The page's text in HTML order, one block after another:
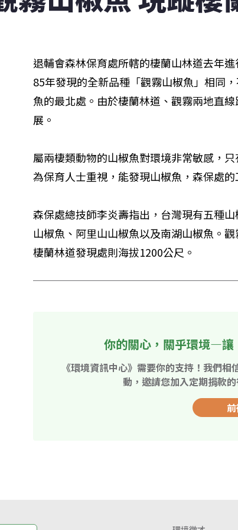
退輔會森林保育處所轄的棲蘭山林道去年
85年發現的全新品種「觀霧山椒魚」相同
魚的最北處。由於棲蘭林道、觀霧兩地直
展。
屬兩棲類動物的山椒魚對環境非常敏感，
為保育人士重視，能發現山椒魚，森保處的
森保處總技師李炎壽指出，台灣現有五種
山椒魚、阿里山山椒魚以及南湖山椒魚。
棲蘭林道發現處則海拔1200公尺。
你的關心，關乎環境—讓
《環境資訊中心》需要你的支持！我們
動，邀請您加入定期捐款